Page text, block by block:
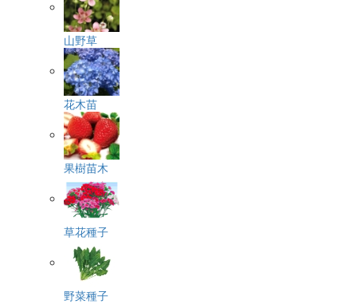
山野草
花木苗
果樹苗木
草花種子
野菜種子